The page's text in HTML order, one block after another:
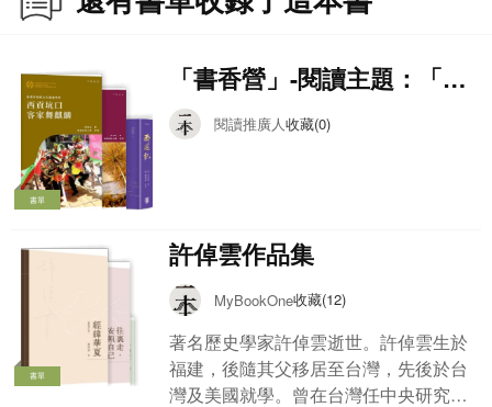
書單
「書香營」-閱讀主題：「中
國神話與傳統文化」
閱讀推廣人收藏(0)
書單
許倬雲作品集
MyBookOne收藏(12)
著名歷史學家許倬雲逝世。許倬雲生於
福建，後隨其父移居至台灣，先後於台
灣及美國就學。曾在台灣任中央研究院